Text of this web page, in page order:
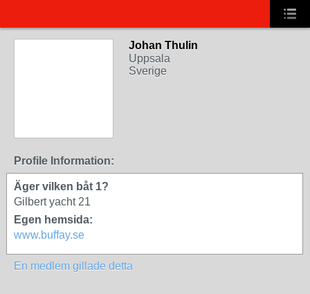
Johan Thulin
Uppsala
Sverige
Profile Information:
Äger vilken båt 1?
Gilbert yacht 21
Egen hemsida:
www.buffay.se
En medlem gillade detta